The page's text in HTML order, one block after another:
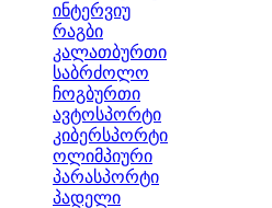
ინტერვიუ
რაგბი
კალათბურთი
საბრძოლო
ჩოგბურთი
ავტოსპორტი
კიბერსპორტი
ოლიმპიური
პარასპორტი
პადელი